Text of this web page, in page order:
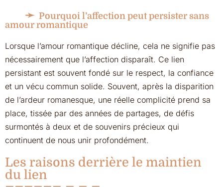
Pourquoi l’affection peut persister sans
amour romantique
Lorsque l’amour romantique décline, cela ne signifie pas
nécessairement que l’affection disparaît. Ce lien
persistant est souvent fondé sur le respect, la confiance
et un vécu commun solide. Souvent, après la disparition
de l’ardeur romanesque, une réelle complicité prend sa
place, tissée par des années de partages, de défis
surmontés à deux et de souvenirs précieux qui
continuent de nous unir profondément.
Les raisons derrière le maintien
du lien